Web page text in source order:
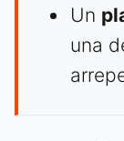
Un
una